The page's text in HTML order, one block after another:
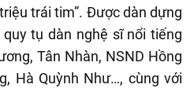
trái tim”. Được dàn dựng
tụ dàn nghệ sĩ nổi tiếng
Tân Nhàn, NSND Hồng
Hà Quỳnh Như…, cùng với